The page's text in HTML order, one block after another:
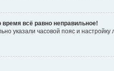
всё равно неправильное!
указали часовой пояс и